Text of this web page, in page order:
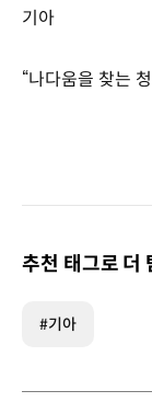
기아
“나다움을 찾는
추천 태그로 더
#기아